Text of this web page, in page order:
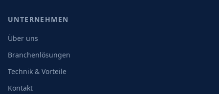
UNTERNEHMEN
Über uns
Branchenlösungen
Technik & Vorteile
Kontakt